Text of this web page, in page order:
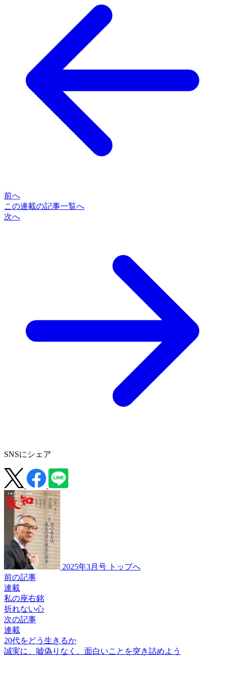
前へ
この連載の記事一覧へ
次へ
SNSにシェア
2025年3月号 トップへ
前の記事
連載
私の座右銘
折れない心
次の記事
連載
20代をどう生きるか
誠実に、嘘偽りなく、 面白いことを突き詰めよう